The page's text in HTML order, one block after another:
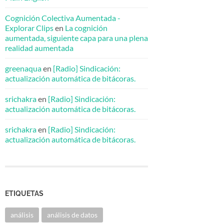
Cognición Colectiva Aumentada -
Explorar Clipsen La cognición
aumentada, siguiente capa para una plena
realidad aumentada
greenaquaen [Radio] Sindicación:
actualización automática de bitácoras.
srichakraen [Radio] Sindicación:
actualización automática de bitácoras.
srichakraen [Radio] Sindicación:
actualización automática de bitácoras.
ETIQUETAS
análisis análisis de datos